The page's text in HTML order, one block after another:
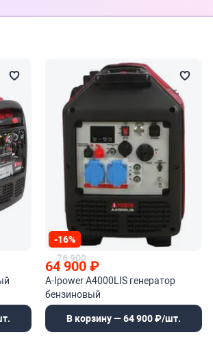
-16%
76 900
64 900₽
A-Ipower A4000LIS генератор
бензиновый
В корзину — 64 900 ₽/шт.